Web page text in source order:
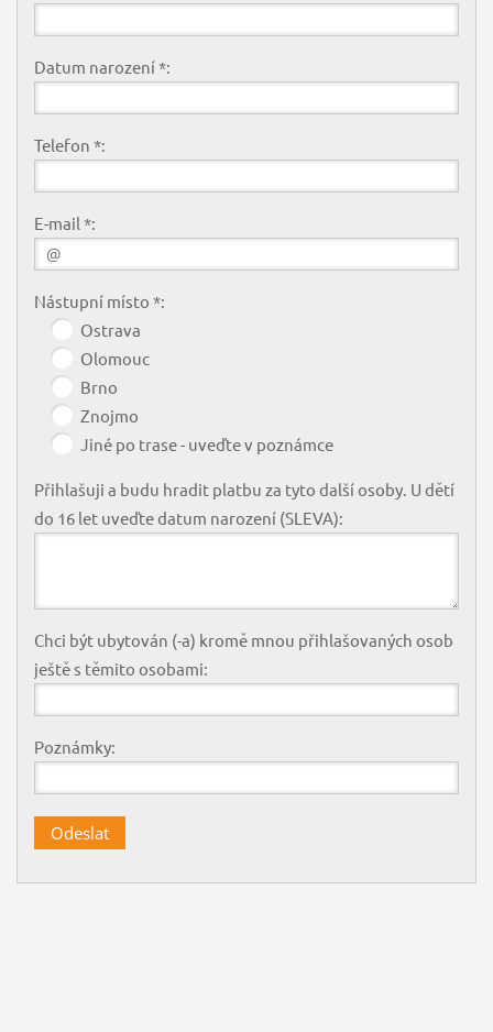
Datum narození *:
Telefon *:
E-mail *:
Nástupní místo *:
Ostrava
Olomouc
Brno
Znojmo
Jiné po trase - uveďte v poznámce
Přihlašuji a budu hradit platbu za tyto další osoby. U dětí
do 16 let uveďte datum narození (SLEVA):
Chci být ubytován (-a) kromě mnou přihlašovaných osob
ještě s těmito osobami:
Poznámky: